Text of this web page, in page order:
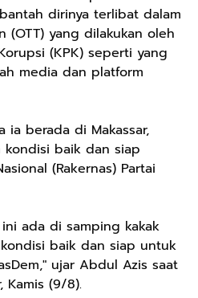
dirinya terlibat dalam
(OTT) yang dilakukan oleh
(KPK) seperti yang
media dan platform
ia berada di Makassar,
kondisi baik dan siap
(Rakernas) Partai
ada di samping kakak
baik dan siap untuk
ujar Abdul Azis saat
Kamis (9/8).